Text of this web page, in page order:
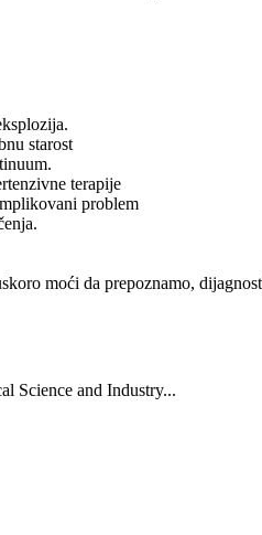
starost
terapije
problem
moći da prepoznamo,
Science and Industry...